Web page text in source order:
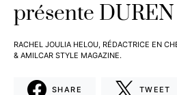
présente
RACHEL JOULIA HELOU, RÉDACTRICE EN
& AMILCAR STYLE MAGAZINE.
SHARE TWEET